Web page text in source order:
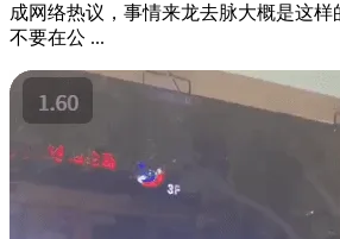
成网络热议，事情来龙去脉大概是这
不要在公 ...